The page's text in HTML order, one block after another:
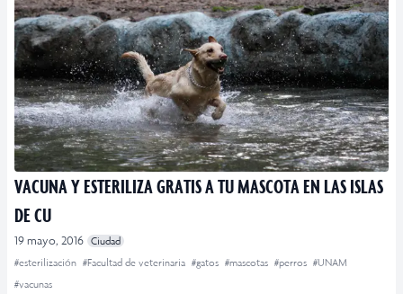
VACUNA Y ESTERILIZA GRATIS A TU MASCOTA EN LAS ISLAS
DE CU
19 mayo, 2016 Ciudad
#esterilización #Facultad de veterinaria #gatos #mascotas #perros #UNAM
#vacunas